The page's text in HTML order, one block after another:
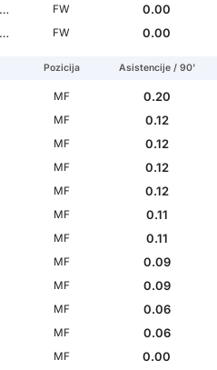
FW
0.00
FW 0.00
Pozicija Asistencije / 90'
MF
0.20
MF
0.12
MF
0.12
MF
0.12
MF
0.12
MF
0.11
MF
0.11
MF
0.09
MF
0.09
MF
0.06
MF
0.06
MF
0.00